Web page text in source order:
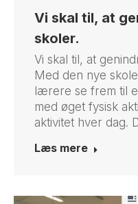
Vi skal til, at
skoler.
Vi skal til, at
Med den nye
lærere se frem til
med øget fysisk
aktivitet hver dag.
Læs mere